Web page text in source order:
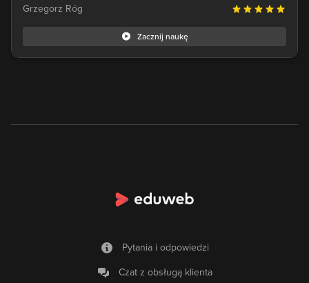
Grzegorz Róg
Zacznij naukę
Pytania i odpowiedzi
Czat z obsługą klienta